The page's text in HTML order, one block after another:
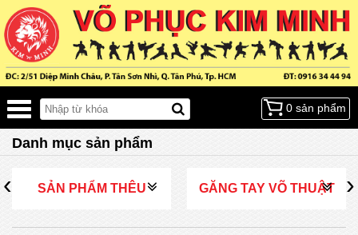
0 sản phẩm
Danh mục sản phẩm
SẢN PHẨM THÊU GĂNG TAY VÕ THUẬT
‹ ›